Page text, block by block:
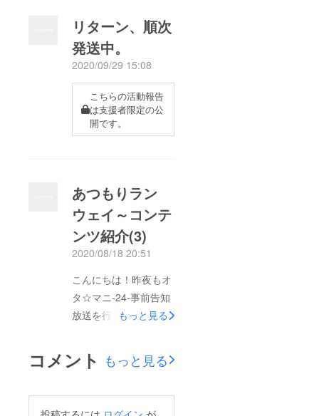
リターン、順次
発送中。
2020/09/29 15:08
こちらの活動報告
は支援者限定の公
開です。
あつもりラン
ウェイ～コンテ
ンツ紹介(3)
2020/08/18 20:51
こんにちは！昨夜もオ
タ☆マニ-24-事前告知
放送を行いました。ま
下記のURLから是非。
放送の中でもご案内し
もっと見る
コメント もっと見る